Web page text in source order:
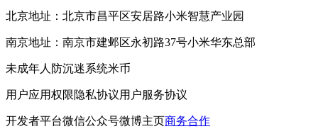
北京地址：北京市昌平区安居路小米智慧产业园
南京地址：南京市建邺区永初路37号小米华东总部
未成年人防沉迷系统米币
用户应用权限隐私协议用户服务协议
开发者平台微信公众号微博主页商务合作